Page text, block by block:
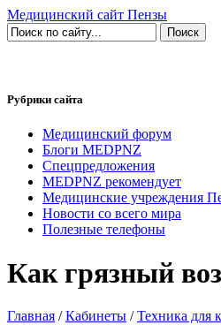
Медицинский сайт Пензы
Рубрики сайта
Медицинский форум
Блоги MEDPNZ
Спецпредложения
MEDPNZ рекомендует
Медицинские учреждения
Новости со всего мира
Полезные телефоны
Как грязный
Главная /Кабинеты /Техника для